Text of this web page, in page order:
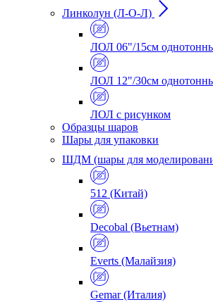
Линколун (Л-О-Л)
ЛОЛ 06"/15см
ЛОЛ 12"/30см
ЛОЛ с рисунком
Образцы шаров
Шары для упаковки
ШДМ (шары для
512 (Китай)
Decobal (Вьетнам)
Everts (Малайзия)
Gemar (Италия)